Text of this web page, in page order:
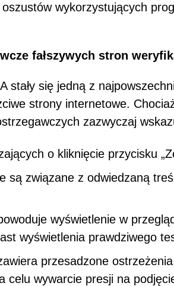
wykorzystujących
fałszywych stron
stały się jedną z
strony internetowe.
zazwyczaj
o kliknięcie przycisku
są związane z odwiedzaną
wyświetlenie w
wyświetlenia prawdziwego
przesadzone
celu wywarcie presji na